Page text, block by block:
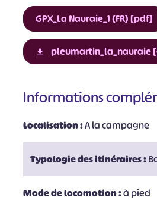
GPX_La Nauraie_1 (FR) [pdf]
pleumartin_la_nauraie
Informations
Localisation :A la campagne
Typologie des itinéraires :
Mode de locomotion :à pied